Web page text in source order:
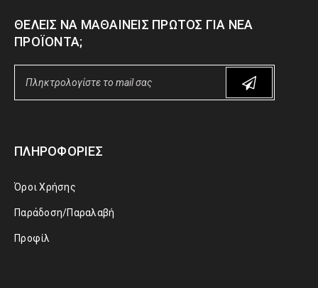
ΘΈΛΕΙΣ ΝΑ ΜΑΘΑΊΝΕΙΣ ΠΡΏΤΟΣ ΓΙΑ ΝΈΑ
ΠΡΟΪΌΝΤΑ;
ΠΛΗΡΟΦΟΡΊΕΣ
Όροι Χρήσης
Παράδοση/Παραλαβή
Προφίλ